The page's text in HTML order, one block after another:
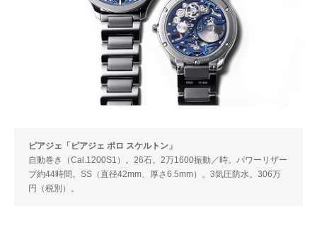
ピアジェ「ピアジェ ポロ スケルトン」
自動巻き（Cal.1200S1）。26石。2万1600振動／時。パワーリザー
ブ約44時間。SS（直径42mm、厚さ6.5mm）。3気圧防水。306万
円（税別）。